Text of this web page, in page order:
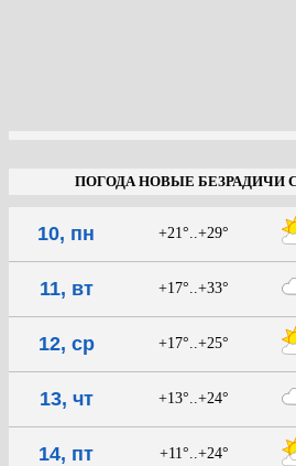
ПОГОДА НОВЫЕ БЕЗРАДИЧИ
10, пн +21°..+29°
11, вт +17°..+33°
12, ср +17°..+25°
13, чт +13°..+24°
14, пт +11°..+24°